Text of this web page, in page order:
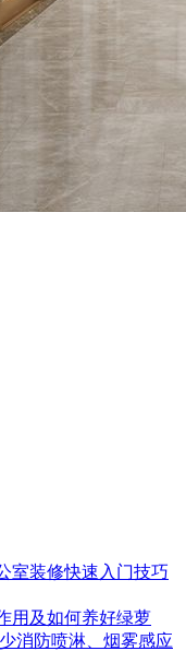
室装修快速入门技巧
用及如何养好绿萝
消防喷淋、烟雾感应